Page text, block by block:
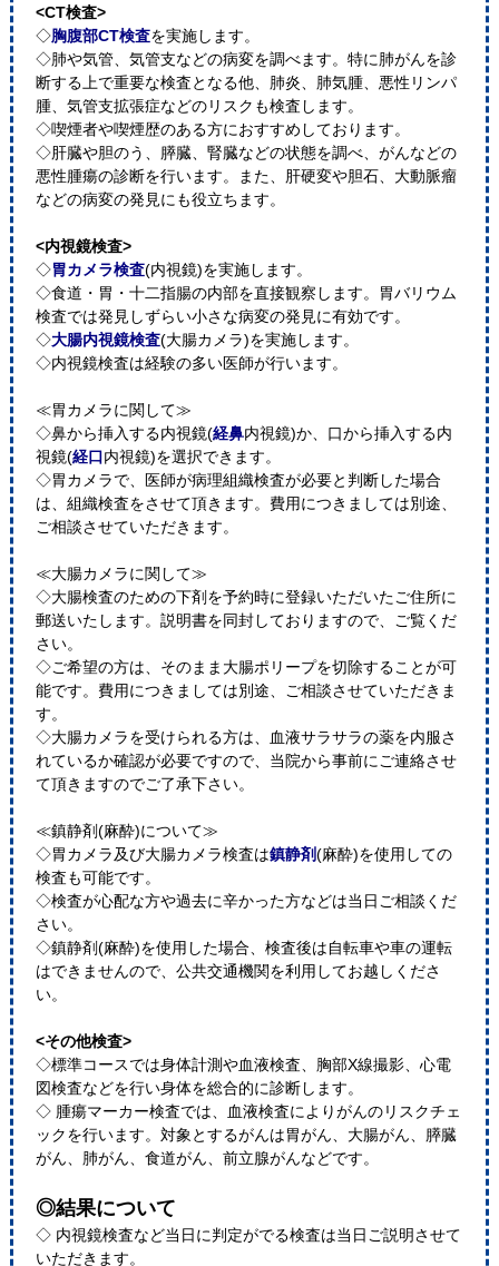
<CT検査>
◇胸腹部CT検査を実施します。
◇肺や気管、気管支などの病変を調べます。特に肺がんを診
断する上で重要な検査となる他、肺炎、肺気腫、悪性リンパ
腫、気管支拡張症などのリスクも検査します。
◇喫煙者や喫煙歴のある方におすすめしております。
◇肝臓や胆のう、膵臓、腎臓などの状態を調べ、がんなどの
悪性腫瘍の診断を行います。また、肝硬変や胆石、大動脈瘤
などの病変の発見にも役立ちます。
<内視鏡検査>
◇胃カメラ検査(内視鏡)を実施します。
◇食道・胃・十二指腸の内部を直接観察します。胃バリウム
検査では発見しずらい小さな病変の発見に有効です。
◇大腸内視鏡検査(大腸カメラ)を実施します。
◇内視鏡検査は経験の多い医師が行います。
≪胃カメラに関して≫
◇鼻から挿入する内視鏡(経鼻内視鏡)か、口から挿入する内
視鏡(経口内視鏡)を選択できます。
◇胃カメラで、医師が病理組織検査が必要と判断した場合
は、組織検査をさせて頂きます。費用につきましては別途、
ご相談させていただきます。
≪大腸カメラに関して≫
◇大腸検査のための下剤を予約時に登録いただいたご住所に
郵送いたします。説明書を同封しておりますので、ご覧くだ
さい。
◇ご希望の方は、そのまま大腸ポリープを切除することが可
能です。費用につきましては別途、ご相談させていただきま
す。
◇大腸カメラを受けられる方は、血液サラサラの薬を内服さ
れているか確認が必要ですので、当院から事前にご連絡させ
て頂きますのでご了承下さい。
≪鎮静剤(麻酔)について≫
◇胃カメラ及び大腸カメラ検査は鎮静剤(麻酔)を使用しての
検査も可能です。
◇検査が心配な方や過去に辛かった方などは当日ご相談くだ
さい。
◇鎮静剤(麻酔)を使用した場合、検査後は自転車や車の運転
はできませんので、公共交通機関を利用してお越しくださ
い。
<その他検査>
◇標準コースでは身体計測や血液検査、胸部X線撮影、心電
図検査などを行い身体を総合的に診断します。
◇ 腫瘍マーカー検査では、血液検査によりがんのリスクチェ
ックを行います。対象とするがんは胃がん、大腸がん、膵臓
がん、肺がん、食道がん、前立腺がんなどです。
◎結果について
◇ 内視鏡検査など当日に判定がでる検査は当日ご説明させて
いただきます。